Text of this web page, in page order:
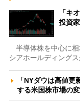
「キ
投資
半導体株を中心に相
シアホールディング
「NYダウは高値
する米国株市場